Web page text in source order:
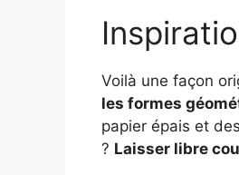
Voilà une façon
les formes
papier épais et
? Laisser libre